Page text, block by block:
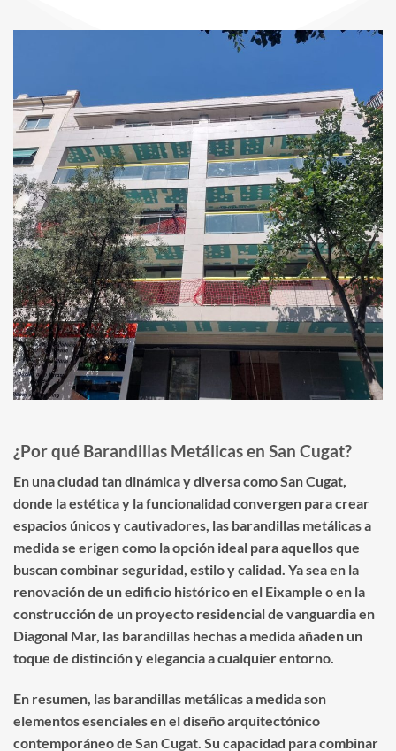
¿Por qué Barandillas Metálicas en San Cugat?
En una ciudad tan dinámica y diversa como San Cugat,
donde la estética y la funcionalidad convergen para crear
espacios únicos y cautivadores, las barandillas metálicas a
medida se erigen como la opción ideal para aquellos que
buscan combinar seguridad, estilo y calidad. Ya sea en la
renovación de un edificio histórico en el Eixample o en la
construcción de un proyecto residencial de vanguardia en
Diagonal Mar, las barandillas hechas a medida añaden un
toque de distinción y elegancia a cualquier entorno.
En resumen, las barandillas metálicas a medida son
elementos esenciales en el diseño arquitectónico
contemporáneo de San Cugat. Su capacidad para combinar